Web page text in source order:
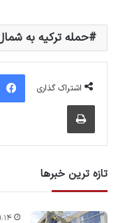
حمله ترکیه به
اشتراک گذاری
تازه ترین خبرها
۹:۱۴ ب.ظ ۱۶